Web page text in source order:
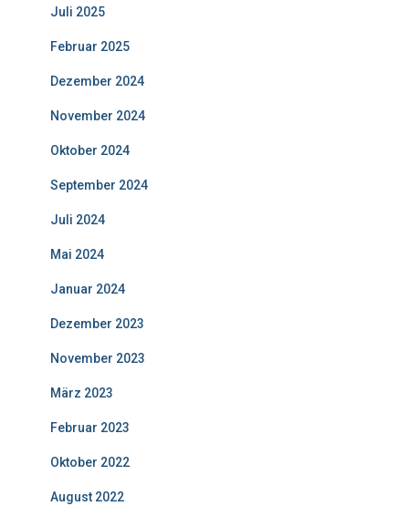
Juli 2025
Februar 2025
Dezember 2024
November 2024
Oktober 2024
September 2024
Juli 2024
Mai 2024
Januar 2024
Dezember 2023
November 2023
März 2023
Februar 2023
Oktober 2022
August 2022